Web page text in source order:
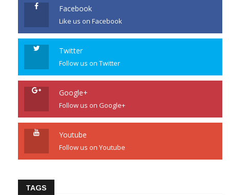
Facebook
Like us on Facebook
Twitter
Follow us on Twitter
Google+
Follow us on Google+
Youtube
Follow us on Youtube
TAGS